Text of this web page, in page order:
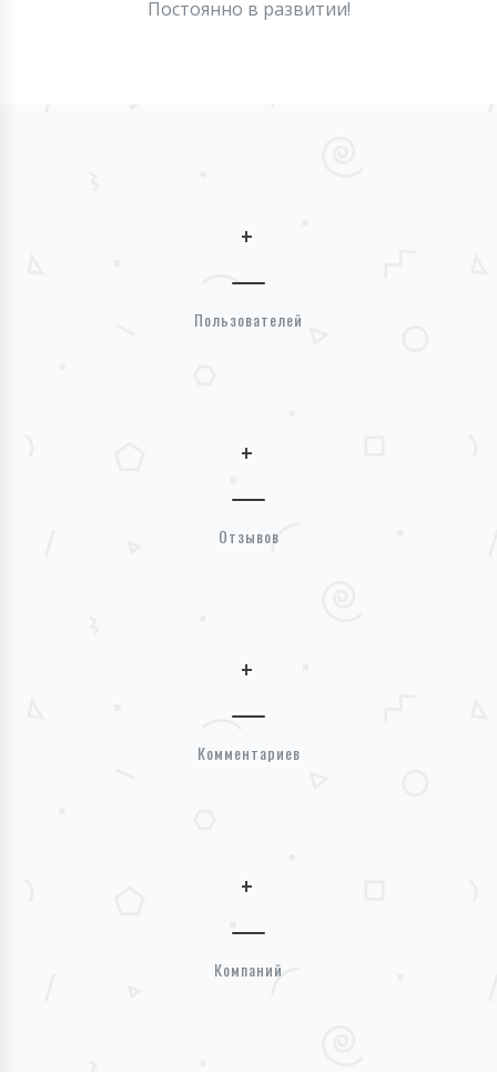
Постоянно в развитии!
+
Пользователей
+
Отзывов
+
Комментариев
+
Компаний